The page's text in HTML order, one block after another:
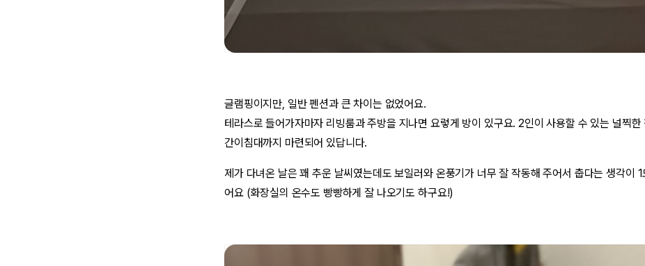
글램핑이지만, 일반 펜션과 큰 차이는 없었어요.
테라스로 들어가자마자 리빙룸과 주방을 지나면 요렇게 방이 있구요. 2인이 사용할 수 있는 널찍한
간이침대까지 마련되어 있답니다.
제가 다녀온 날은 꽤 추운 날씨였는데도 보일러와 온풍기가 너무 잘 작동해 주어서 춥다는 생각이
어요 (화장실의 온수도 빵빵하게 잘 나오기도 하구요!)